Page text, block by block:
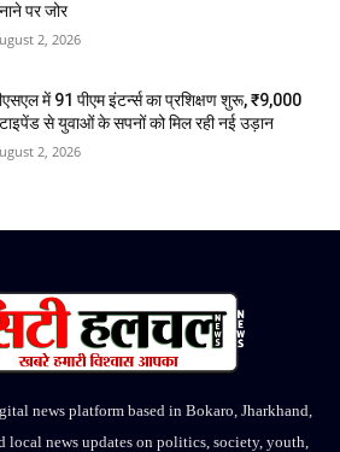
पर जोर
2, 2026
में 91 पीएम इंटर्न्स का प्रशिक्षण शुरू, ₹9,000
से युवाओं के सपनों को मिल रही नई उड़ान
2, 2026
news platform based in Bokaro, Jharkhand,
local news updates on politics, society, youth,